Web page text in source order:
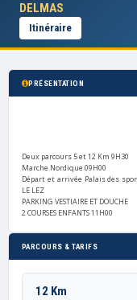
DELMAS
Itinéraire
PRÉSENTATION
Deux parcours 5 et 12 Km 9H30
Marche Nordique 09H00
Départ et arrivée Palais des
LE LEZ
PARKING VESTIAIRE ET DOUCHE
2 COURSES ENFANTS 11H00
PARCOURS & TARIFS
12 Km